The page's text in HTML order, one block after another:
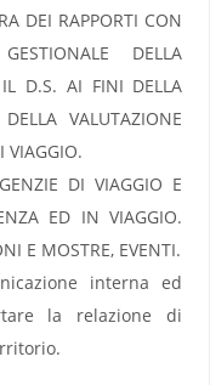
DEI RAPPORTI CON
DELLA
IL D.S. AI FINI DELLA
VALUTAZIONE
VIAGGIO.
DI VIAGGIO E
ED IN VIAGGIO.
E MOSTRE, EVENTI.
interna ed
la relazione di